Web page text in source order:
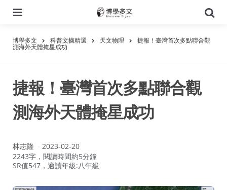
尋
博學多文 科普文摘精選 天文物理 捷報！臺灣首次多點聯合觀
測海外天體掩星成功
捷報！臺灣首次多點聯合觀
測海外天體掩星成功
作
者：
林志隆
2023-02-20
2243字，閱讀時間約5分鐘
SR值547，適讀年級:八年級